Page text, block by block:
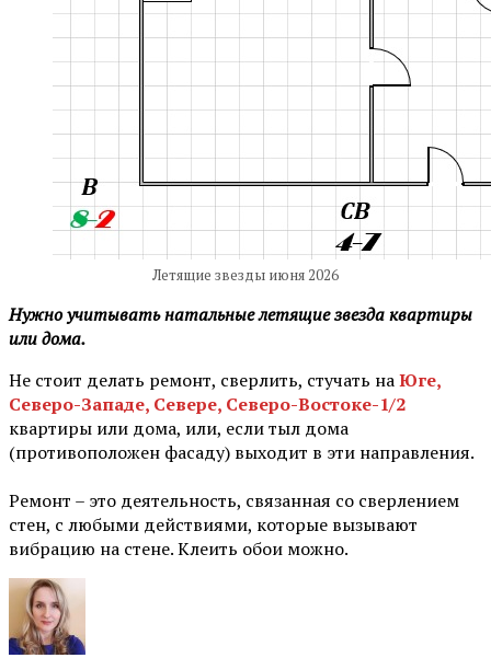
Летящие звезды июня 2026
Нужно учитывать натальные летящие звезда квартиры
или дома.
Не стоит делать ремонт, сверлить, стучать наЮге,
Северо-Западе, Севере, Северо-Востоке-1/2
квартиры или дома, или, если тыл дома
(противоположен фасаду) выходит в эти направления.
Ремонт – это деятельность, связанная со сверлением
стен, с любыми действиями, которые вызывают
вибрацию на стене. Клеить обои можно.